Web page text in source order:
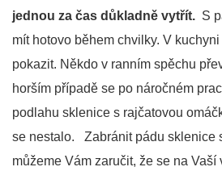
jednou za čas důkladně vytřít. S
mít hotovo během chvilky. V
pokazit. Někdo v ranním spěchu
horším případě se po náročném
podlahu sklenice s rajčatovou
se nestalo. Zabránit pádu sklenice
můžeme Vám zaručit, že se na